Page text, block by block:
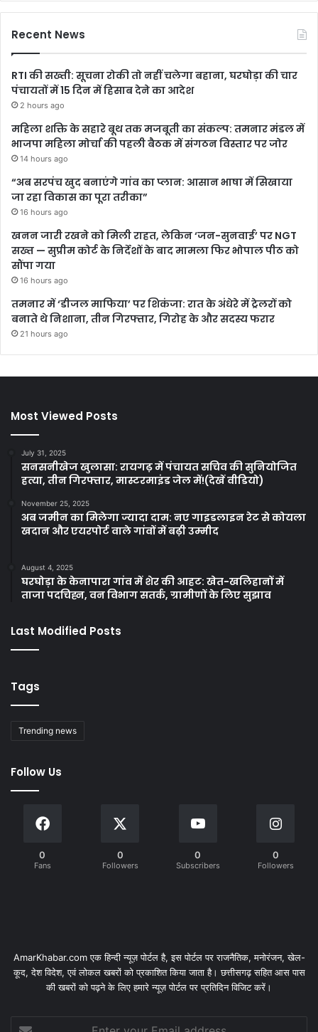
Recent News
RTI की सख्ती: सूचना रोकी तो नहीं चलेगा बहाना, घरघोड़ा की चार
पंचायतों में 15 दिन में हिसाब देने का आदेश
2 hours ago
महिला शक्ति के सहारे बूथ तक मजबूती का संकल्प: तमनार मंडल में
भाजपा महिला मोर्चा की पहली बैठक में संगठन विस्तार पर जोर
14 hours ago
“अब सरपंच खुद बनाएंगे गांव का प्लान: आसान भाषा में सिखाया
जा रहा विकास का पूरा तरीका”
16 hours ago
खनन जारी रखने को मिली राहत, लेकिन ‘जन-सुनवाई’ पर NGT
सख्त — सुप्रीम कोर्ट के निर्देशों के बाद मामला फिर भोपाल पीठ को
सौंपा गया
16 hours ago
तमनार में ‘डीजल माफिया’ पर शिकंजा: रात के अंधेरे में ट्रेलरों को
बनाते थे निशाना, तीन गिरफ्तार, गिरोह के और सदस्य फरार
21 hours ago
Most Viewed Posts
July 31, 2025
सनसनीखेज खुलासा: रायगढ़ में पंचायत सचिव की सुनियोजित
हत्या, तीन गिरफ्तार, मास्टरमाइंड जेल में!(देखें वीडियो)
November 25, 2025
अब जमीन का मिलेगा ज्यादा दाम: नए गाइडलाइन रेट से कोयला
खदान और एयरपोर्ट वाले गांवों में बढ़ी उम्मीद
August 4, 2025
घरघोड़ा के केनापारा गांव में शेर की आहट: खेत-खलिहानों में
ताजा पदचिह्न, वन विभाग सतर्क, ग्रामीणों के लिए सुझाव
Last Modified Posts
Tags
Trending news
Follow Us
0
Fans
0
Followers
0
Subscribers
0
Followers
AmarKhabar.com एक हिन्दी न्यूज़ पोर्टल है, इस पोर्टल पर राजनैतिक, मनोरंजन, खेल-
कूद, देश विदेश, एवं लोकल खबरों को प्रकाशित किया जाता है। छत्तीसगढ़ सहित आस पास
की खबरों को पढ़ने के लिए हमारे न्यूज़ पोर्टल पर प्रतिदिन विजिट करें।